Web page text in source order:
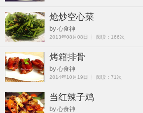
炝炒空心菜
by 心食神
2013年08月08日 ┊ 阅读：166次
烤箱排骨
by 心食神
2014年10月19日 ┊ 阅读：71次
当红辣子鸡
by 心食神